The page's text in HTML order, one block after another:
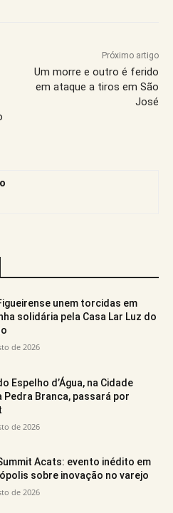
Próximo artigo
Um morre e outro é ferido
em ataque a tiros em São
José
unem torcidas em
solidária pela Casa Lar Luz do
de 2026
Espelho d’Água, na Cidade
Pedra Branca, passará por
de 2026
Acats: evento inédito em
sobre inovação no varejo
de 2026